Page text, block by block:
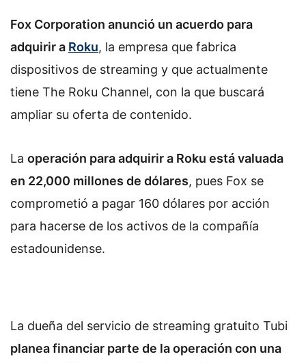
Fox Corporation anunció un acuerdo para
adquirir a Roku, la empresa que fabrica
dispositivos de streaming y que actualmente
tiene The Roku Channel, con la que buscará
ampliar su oferta de contenido.
La operación para adquirir a Roku está valuada
en 22,000 millones de dólares, pues Fox se
comprometió a pagar 160 dólares por acción
para hacerse de los activos de la compañía
estadounidense.
La dueña del servicio de streaming gratuito Tubi
planea financiar parte de la operación con una